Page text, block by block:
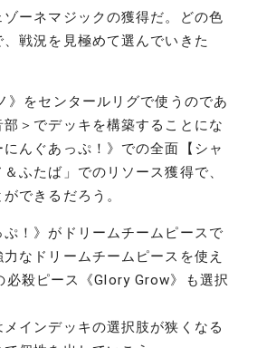
ーネマジックの獲得だ。どの色
戦況を見極めて選んでいきた
》をセンタールリグで使うのであ
＞でデッキを構築することにな
んぐあっぷ！》での全面【シャ
ふたば」でのリソース獲得で、
できるだろう。
ぷ！》がドリームチームピースで
なドリームチームピースを使え
殺ピース《Glory Grow》も選択
メインデッキの選択肢が狭くなる